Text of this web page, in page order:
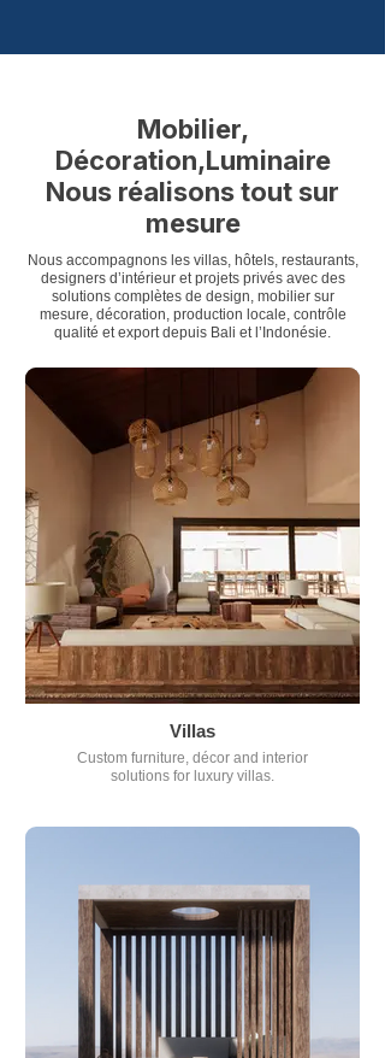
Mobilier,
Décoration,Luminaire
Nous réalisons tout sur
mesure
Nous accompagnons les villas, hôtels, restaurants,
designers d’intérieur et projets privés avec des
solutions complètes de design, mobilier sur
mesure, décoration, production locale, contrôle
qualité et export depuis Bali et l’Indonésie.
Villas
Custom furniture, décor and interior
solutions for luxury villas.